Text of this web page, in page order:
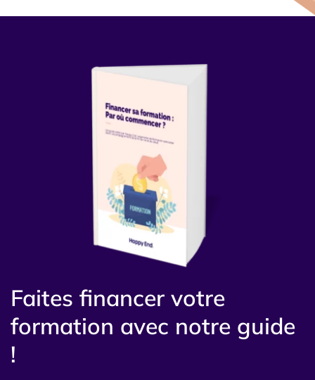
Faites financer votre
formation avec notre guide
!